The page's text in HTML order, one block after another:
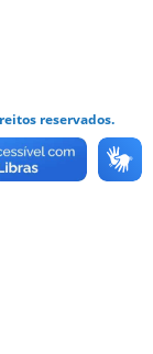
reservados.